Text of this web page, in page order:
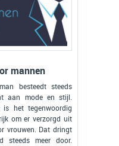
mannen
besteedt steeds
aan mode en stijl.
is het tegenwoordig
om er verzorgd uit
vrouwen. Dat dringt
steeds meer door.